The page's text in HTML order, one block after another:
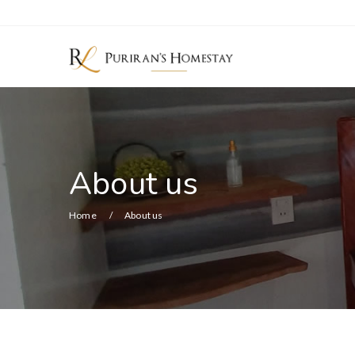
About us
Home About us